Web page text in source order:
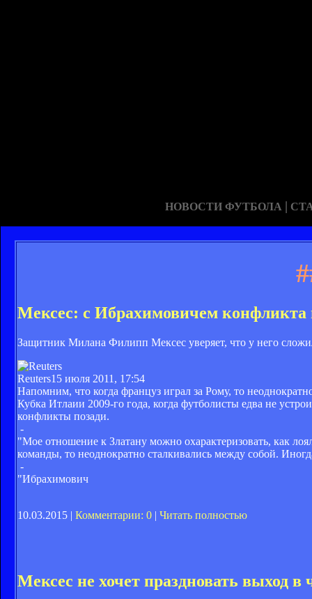
НОВОСТИ ФУТБОЛА |
Мексес: с Ибрахимовичем конфликта
Защитник Милана Филипп Мексес уверяет, что у него
Reuters15 июля 2011, 17:54
Напомним, что когда француз играл за Рому, то
Кубка Итлаии 2009-го года, когда футболисты едва не
конфликты позади.
-
"Мое отношение к Златану можно охарактеризовать, как
команды, то неоднократно сталкивались между собой.
-
"Ибрахимович
10.03.2015 | Комментарии: 0 | Читать полностью
Мексес не хочет праздновать выход в